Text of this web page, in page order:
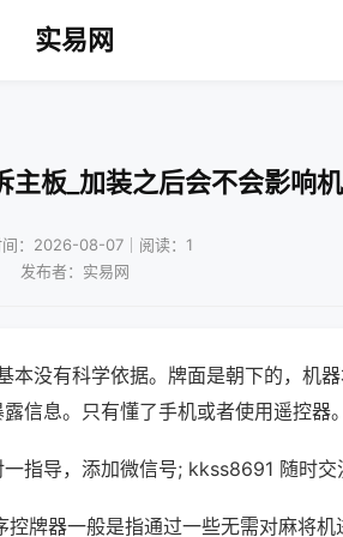
实易网
板_加装之后会不会影响
间：2026-08-07｜阅读：1
发布者：实易网
本没有科学依据。牌面是朝下的，机
信息。只有懂了手机或者使用遥控器
指导，添加微信号; kkss8691 随时交
牌器一般是指通过一些无需对麻将